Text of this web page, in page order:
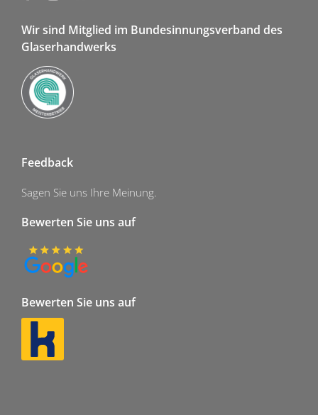
Wir sind Mitglied im Bundesinnungsverband des
Glaserhandwerks
Feedback
Sagen Sie uns Ihre Meinung.
Bewerten Sie uns auf
Bewerten Sie uns auf